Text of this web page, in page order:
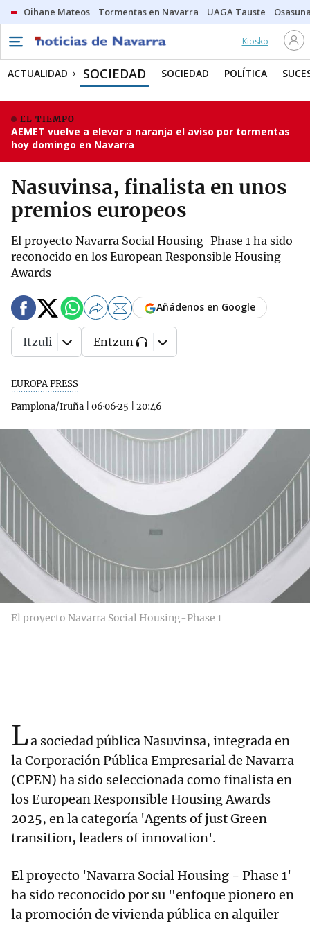
Oihane Mateos Tormentas en Navarra UAGA Tauste
Kiosko
ACTUALIDAD SOCIEDAD SOCIEDAD POLÍTICA
EL TIEMPO
AEMET vuelve a elevar a naranja el aviso por tormentas
hoy domingo en Navarra
Nasuvinsa, finalista en unos
premios europeos
El proyecto Navarra Social Housing-Phase 1 ha sido
reconocido en los European Responsible Housing
Awards
EUROPA PRESS
Pamplona/Iruña
06·06·25 20:46
Añádenos en Google
Itzuli Entzun
El proyecto Navarra Social Housing-Phase 1
La sociedad pública Nasuvinsa, integrada en
la Corporación Pública Empresarial de Navarra
(CPEN) ha sido seleccionada como finalista en
los European Responsible Housing Awards
2025, en la categoría 'Agents of just Green
transition, leaders of innovation'.
El proyecto 'Navarra Social Housing - Phase 1'
ha sido reconocido por su "enfoque pionero en
la promoción de vivienda pública en alquiler